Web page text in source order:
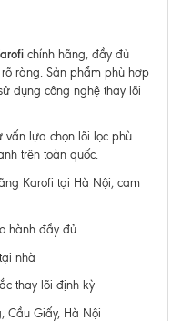
chính hãng, đầy đủ
ràng. Sản phẩm phù hợp
dụng công nghệ thay lõi
vấn lựa chọn lõi lọc phù
trên toàn quốc.
Karofi tại Hà Nội, cam
hành đầy đủ
nhà
thay lõi định kỳ
Cầu Giấy, Hà Nội